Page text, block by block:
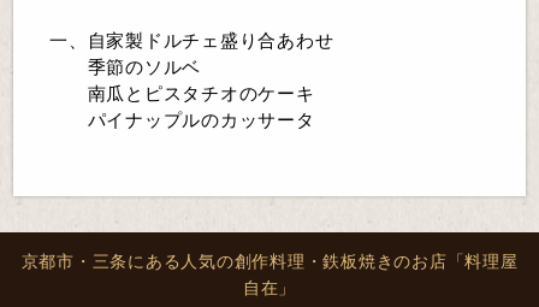
一、自家製ドルチェ盛り合あわせ
季節のソルベ
南瓜とピスタチオのケーキ
パイナップルのカッサータ
京都市・三条にある人気の創作料理・鉄板焼きのお店「料理屋
自在」